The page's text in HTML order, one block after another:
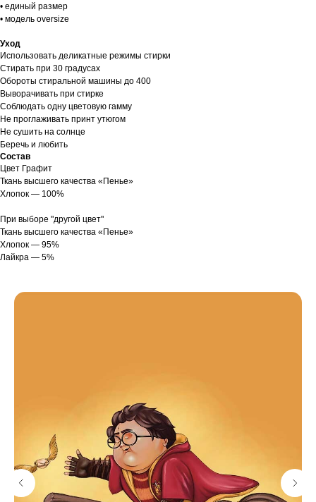
• единый размер
• модель oversize
Уход
Использовать деликатные режимы стирки
Стирать при 30 градусах
Обороты стиральной машины до 400
Выворачивать при стирке
Соблюдать одну цветовую гамму
Не проглаживать принт утюгом
Не сушить на солнце
Беречь и любить
Состав
Цвет Графит
Ткань высшего качества «Пенье»
Хлопок — 100%
При выборе "другой цвет"
Ткань высшего качества «Пенье»
Хлопок — 95%
Лайкра — 5%